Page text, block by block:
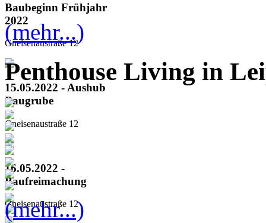
Baubeginn Frühjahr
2022
Gneisenaustraße 12
15.05.2022 - Aushub
Baugrube
Gneisenaustraße 12
16.05.2022 -
Baufreimachung
Gneisenaustraße 12
(mehr...)
Penthouse Living in
(mehr...)